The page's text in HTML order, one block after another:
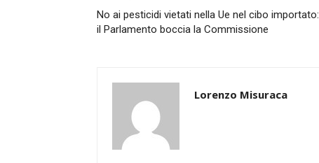
No ai pesticidi vietati nella Ue nel cibo importato:
il Parlamento boccia la Commissione
Lorenzo Misuraca